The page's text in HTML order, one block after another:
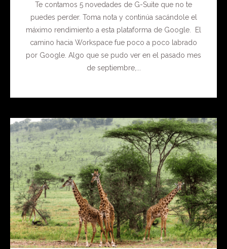
Te contamos 5 novedades de G-Suite que no te
puedes perder. Toma nota y continúa sacándole el
máximo rendimiento a esta plataforma de Google. El
camino hacia Workspace fue poco a poco labrado
por Google. Algo que se pudo ver en el pasado mes
de septiembre,...